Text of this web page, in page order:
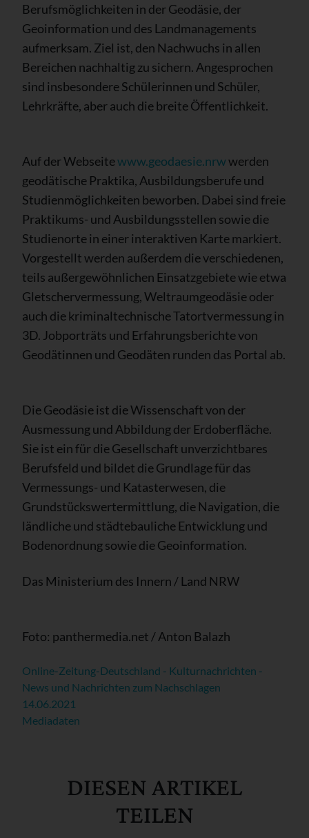
Berufsmöglichkeiten in der Geodäsie, der
Geoinformation und des Landmanagements
aufmerksam. Ziel ist, den Nachwuchs in allen
Bereichen nachhaltig zu sichern. Angesprochen
sind insbesondere Schülerinnen und Schüler,
Lehrkräfte, aber auch die breite Öffentlichkeit.
Auf der Webseitewww.geodaesie.nrwwerden
geodätische Praktika, Ausbildungsberufe und
Studienmöglichkeiten beworben. Dabei sind freie
Praktikums- und Ausbildungsstellen sowie die
Studienorte in einer interaktiven Karte markiert.
Vorgestellt werden außerdem die verschiedenen,
teils außergewöhnlichen Einsatzgebiete wie etwa
Gletschervermessung, Weltraumgeodäsie oder
auch die kriminaltechnische Tatortvermessung in
3D. Jobporträts und Erfahrungsberichte von
Geodätinnen und Geodäten runden das Portal ab.
Die Geodäsie ist die Wissenschaft von der
Ausmessung und Abbildung der Erdoberfläche.
Sie ist ein für die Gesellschaft unverzichtbares
Berufsfeld und bildet die Grundlage für das
Vermessungs- und Katasterwesen, die
Grundstückswertermittlung, die Navigation, die
ländliche und städtebauliche Entwicklung und
Bodenordnung sowie die Geoinformation.
Das Ministerium des Innern / Land NRW
Foto: panthermedia.net / Anton Balazh
Online-Zeitung-Deutschland - Kulturnachrichten -
News und Nachrichten zum Nachschlagen
14.06.2021
Mediadaten
DIESEN ARTIKEL
TEILEN